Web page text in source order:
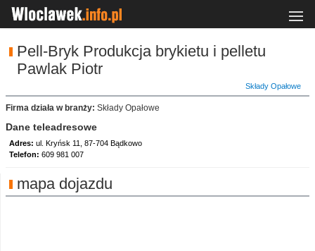
Pell-Bryk Produkcja brykietu i pelletu
Pawlak Piotr
Składy Opałowe
Firma działa w branży: Składy Opałowe
Dane teleadresowe
Adres: ul. Kryńsk 11, 87-704 Bądkowo
Telefon: 609 981 007
mapa dojazdu